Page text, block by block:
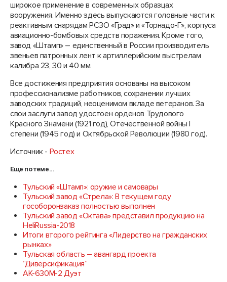
широкое применение в современных образцах
вооружения. Именно здесь выпускаются головные части к
реактивным снарядам РСЗО «Град» и «Торнадо-Г», корпуса
авиационно-бомбовых средств поражения. Кроме того,
завод «Штамп» – единственный в России производитель
звеньев патронных лент к артиллерийским выстрелам
калибра 23, 30 и 40 мм.
Все достижения предприятия основаны на высоком
профессионализме работников, сохранении лучших
заводских традиций, неоценимом вкладе ветеранов. За
свои заслуги завод удостоен орденов Трудового
Красного Знамени (1921 год), Отечественной войны I
степени (1945 год) и Октябрьской Революции (1980 год).
Источник - Ростех
Еще по теме...
Тульский «Штамп»: оружие и самовары
Тульский завод «Стрела»: В текущем году
гособоронзаказ полностью выполнен
Тульский завод «Октава» представил продукцию на
HeliRussia-2018
Итоги второго рейтинга «Лидерство на гражданских
рынках»
Тульская область – авангард проекта
“Диверсификация”
АК-630М-2 Дуэт